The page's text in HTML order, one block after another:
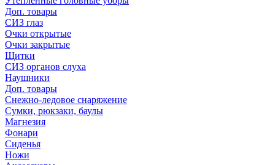
Доп. товары
СИЗ глаз
Очки открытые
Очки закрытые
Щитки
СИЗ органов слуха
Наушники
Доп. товары
Снежно-ледовое снаряжение
Сумки, рюкзаки, баулы
Магнезия
Фонари
Сиденья
Ножи